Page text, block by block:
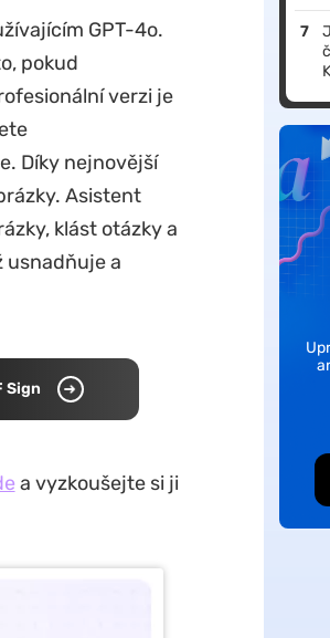
GPT-4o.
pokud
verzi je
Díky nejnovější
Asistent
klást otázky a
usnadňuje a
Sign
a vyzkoušejte si ji